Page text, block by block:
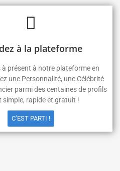
à la plateforme
à présent à notre plateforme en
une Personnalité, une Célébrité
parmi des centaines de profils
simple, rapide et gratuit !
C’EST PARTI !